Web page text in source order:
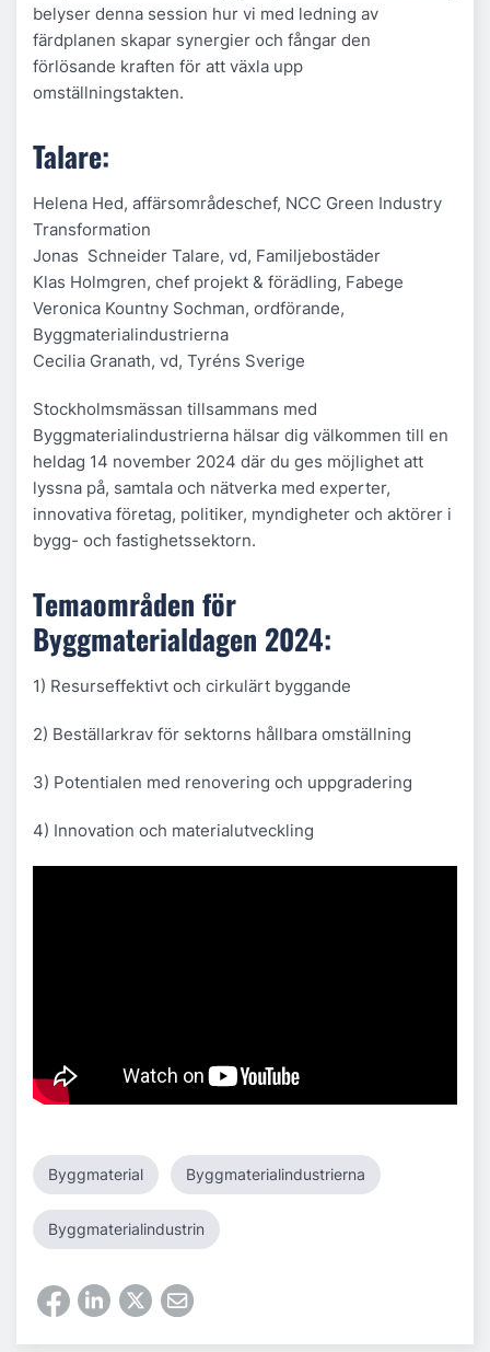
belyser denna session hur vi med ledning av
färdplanen skapar synergier och fångar den
förlösande kraften för att växla upp
omställningstakten.
Talare:
Helena Hed, affärsområdeschef, NCC Green Industry
Transformation
Jonas Schneider Talare, vd, Familjebostäder
Klas Holmgren, chef projekt & förädling, Fabege
Veronica Kountny Sochman, ordförande,
Byggmaterialindustrierna
Cecilia Granath, vd, Tyréns Sverige
Stockholmsmässan tillsammans med
Byggmaterialindustrierna hälsar dig välkommen till en
heldag 14 november 2024 där du ges möjlighet att
lyssna på, samtala och nätverka med experter,
innovativa företag, politiker, myndigheter och aktörer i
bygg- och fastighetssektorn.
Temaområden för
Byggmaterialdagen 2024:
1) Resurseffektivt och cirkulärt byggande
2) Beställarkrav för sektorns hållbara omställning
3) Potentialen med renovering och uppgradering
4) Innovation och materialutveckling
Byggmaterial Byggmaterialindustrierna
Byggmaterialindustrin